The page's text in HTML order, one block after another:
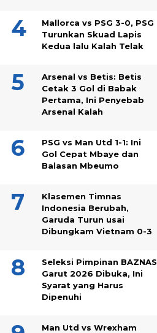
Mallorca vs PSG 3-0, PSG
Turunkan Skuad Lapis
Kedua lalu Kalah Telak
Arsenal vs Betis: Betis
Cetak 3 Gol di Babak
Pertama, Ini Penyebab
Arsenal Kalah
PSG vs Man Utd 1-1: Ini
Gol Cepat Mbaye dan
Balasan Mbeumo
Klasemen Timnas
Indonesia Berubah,
Garuda Turun usai
Dibungkam Vietnam 0-3
Seleksi Pimpinan BAZNAS
Garut 2026 Dibuka, Ini
Syarat yang Harus
Dipenuhi
Man Utd vs Wrexham